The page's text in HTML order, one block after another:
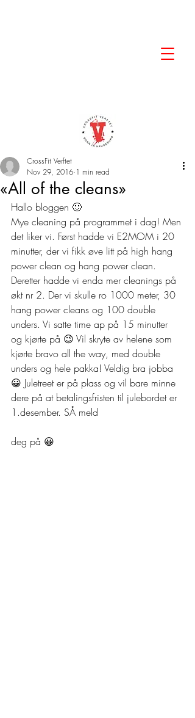
«All of the cleans»
CrossFit Verftet
Nov 29, 2016 1 min read
Hallo bloggen 🙂
Mye cleaning på programmet i dag! Men
det liker vi. Først hadde vi E2MOM i 20
minutter, der vi fikk øve litt på high hang
power clean og hang power clean.
Deretter hadde vi enda mer cleanings på
økt nr 2. Der vi skulle ro 1000 meter, 30
hang power cleans og 100 double
unders. Vi satte time ap på 15 minutter
og kjørte på 😉 Vil skryte av helene som
kjørte bravo all the way, med double
unders og hele pakka! Veldig bra jobba
😀 Juletreet er på plass og vil bare minne
dere på at betalingsfristen til julebordet er
1.desember. SÅ meld
deg på 😀